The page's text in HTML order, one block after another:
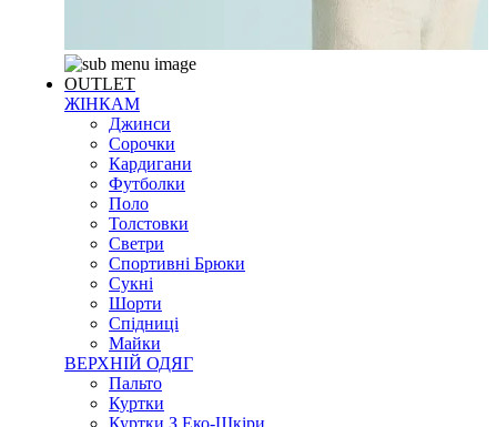
OUTLET
ЖІНКАМ
Джинси
Сорочки
Кардигани
Футболки
Поло
Толстовки
Светри
Спортивні Брюки
Сукні
Шорти
Спідниці
Майки
ВЕРХНІЙ ОДЯГ
Пальто
Куртки
Куртки З Еко-Шкіри